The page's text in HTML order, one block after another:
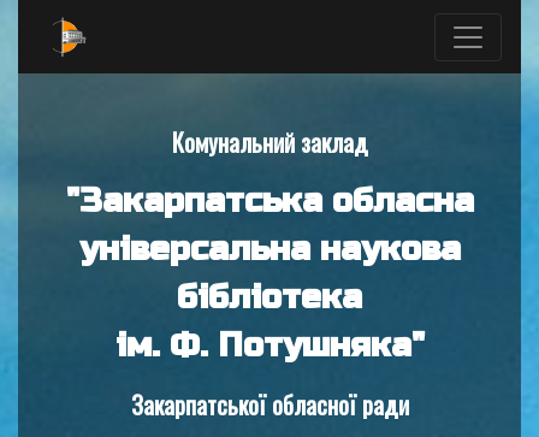
Комунальний заклад
"Закарпатська обласна
універсальна наукова
бібліотека
ім. Ф. Потушняка"
Закарпатської обласної ради